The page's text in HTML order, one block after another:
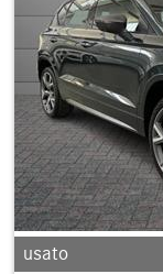
usato